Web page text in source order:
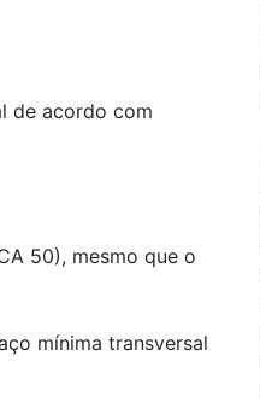
de acordo com
50), mesmo que o
mínima transversal